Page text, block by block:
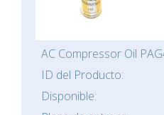
AC Compressor Oil
ID del Producto:
Disponible: